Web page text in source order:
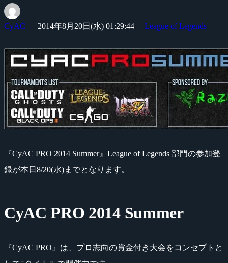
CyAC 2014年8月20日(水) 01:29:44 League of Legends
『CyAC PRO 2014 Summer』League of Legends 部門の参加登
録が本日8/20(水)までとなります。
CyAC PRO 2014 Summer
『CyAC PRO』は、プロ志向の賞金付き大会をコンセプトと